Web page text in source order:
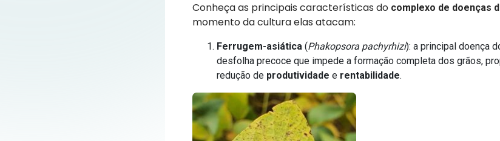
Conheça as principais características do complexo de doenças
momento da cultura elas atacam:
Ferrugem-asiática(Phakopsora pachyrhizi): a principal doença
desfolha precoce que impede a formação completa dos grãos,
redução deprodutividade e rentabilidade.